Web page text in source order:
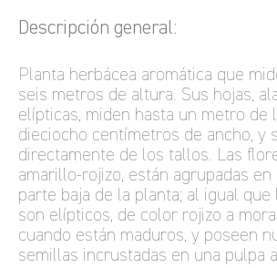
Descripción general:
Planta herbácea aromática que
seis metros de altura. Sus hojas,
elípticas, miden hasta un metro de
dieciocho centímetros de ancho, y
directamente de los tallos. Las
amarillo-rojizo, están agrupadas
parte baja de la planta; al igual
son elípticos, de color rojizo a
cuando están maduros, y poseen
semillas incrustadas en una pulpa